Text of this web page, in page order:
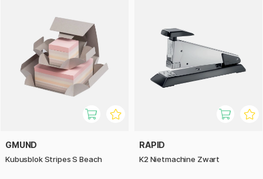
GMUND
Kubusblok Stripes S Beach
RAPID
K2 Nietmachine Zwart